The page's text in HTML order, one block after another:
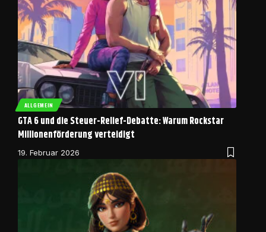
ALLGEMEIN
GTA 6 und die Steuer-Relief-Debatte: Warum Rockstar
Millionenförderung verteidigt
19. Februar 2026